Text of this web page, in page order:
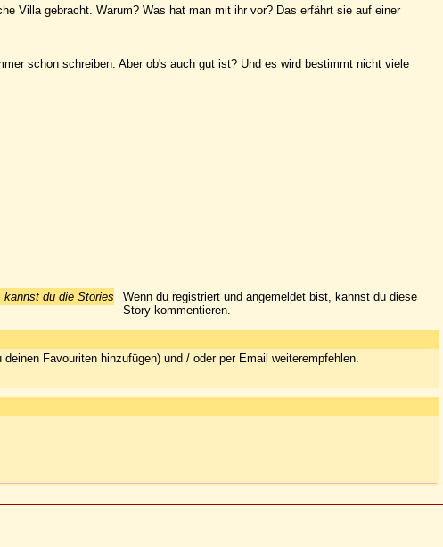
Villa gebracht. Warum? Was hat man mit ihr vor? Das erfährt sie auf einer
schon schreiben. Aber ob's auch gut ist? Und es wird bestimmt nicht viele
du die Stories
Wenn du registriert und angemeldet bist, kannst du diese
Story kommentieren.
Favouriten hinzufügen) und / oder per Email weiterempfehlen.